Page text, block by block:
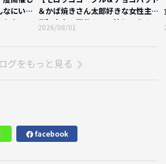
にいじ
幸せに
＆かば焼きさん太郎好きな女性主
催】大人の夏休み？！流しそうめん
＆懐かし駄菓子×ボドゲ☆
2026/08/01
グをもっと見る
facebook